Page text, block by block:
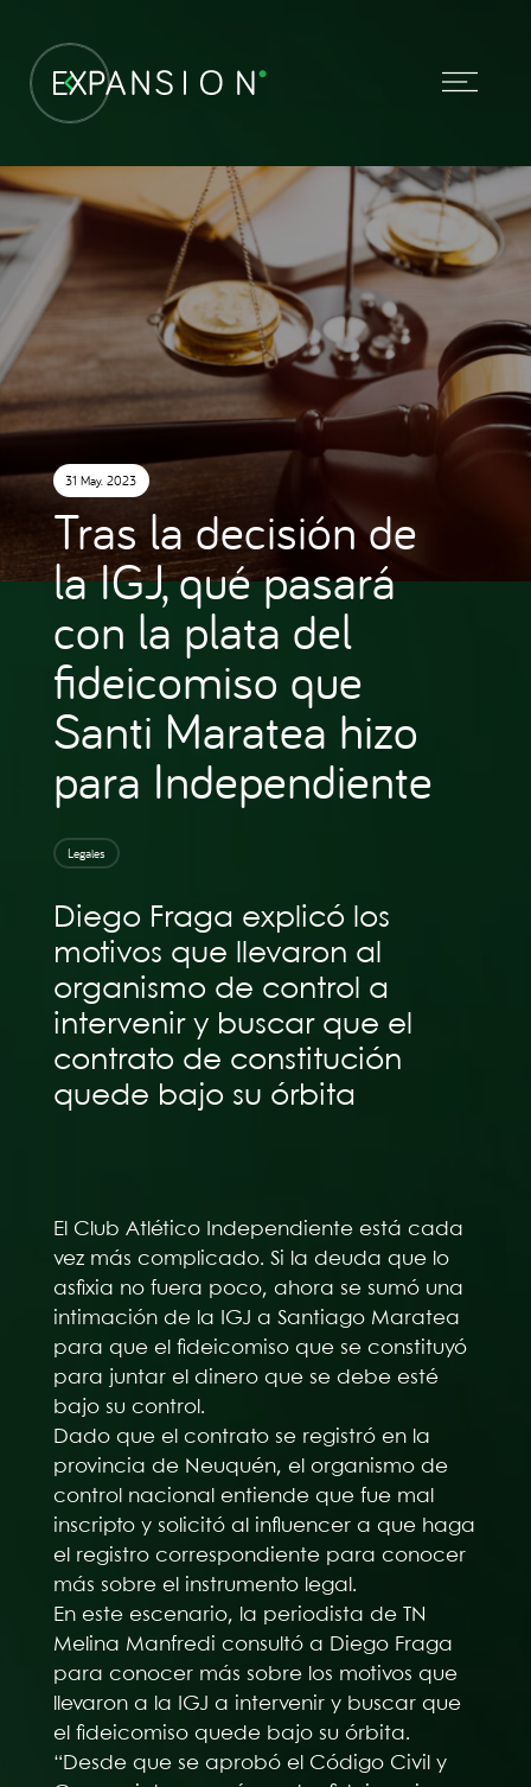
31 May. 2023
Tras la decisión de
la IGJ, qué pasará
con la plata del
fideicomiso que
Santi Maratea hizo
para Independiente
Legales
Diego Fraga explicó los
motivos que llevaron al
organismo de control a
intervenir y buscar que el
contrato de constitución
quede bajo su órbita
El Club Atlético Independiente está cada
vez más complicado. Si la deuda que lo
asfixia no fuera poco, ahora se sumó una
intimación de la IGJ a Santiago Maratea
para que el fideicomiso que se constituyó
para juntar el dinero que se debe esté
bajo su control.
Dado que el contrato se registró en la
provincia de Neuquén, el organismo de
control nacional entiende que fue mal
inscripto y solicitó al influencer a que haga
el registro correspondiente para conocer
más sobre el instrumento legal.
En este escenario, la periodista de TN
Melina Manfredi consultó a Diego Fraga
para conocer más sobre los motivos que
llevaron a la IGJ a intervenir y buscar que
el fideicomiso quede bajo su órbita.
“Desde que se aprobó el Código Civil y